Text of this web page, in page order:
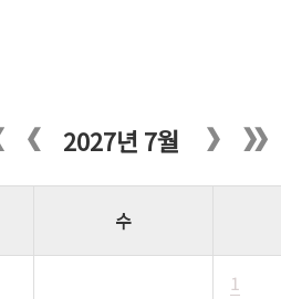
2027년 7월
수
1